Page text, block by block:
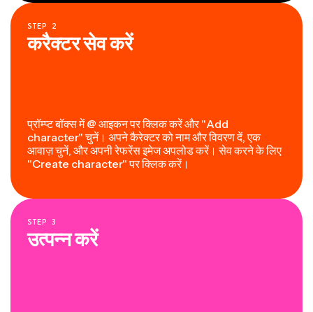
STEP 2
करैक्टर सेव करें
प्रॉम्प्ट बॉक्स में @ आइकन पर क्लिक करें और "Add
character" चुनें। अपने कैरेक्टर को नाम और विवरण दें, एक
आवाज़ चुनें, और अपनी रेफरेंस इमेज अपलोड करें। सेव करने के लिए
"Create character" पर क्लिक करें।
STEP 3
उत्पन्न करें